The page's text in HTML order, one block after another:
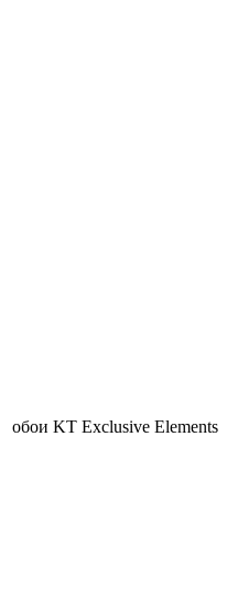
обои KT Exclusive Elements